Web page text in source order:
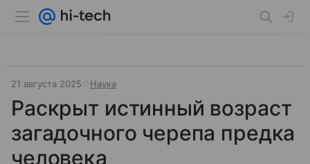
21 августа 2025 Наука
Раскрыт истинный возраст
загадочного черепа предка
человека